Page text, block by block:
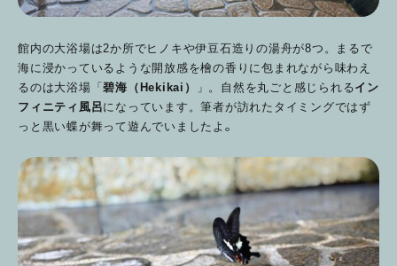
館内の大浴場は2か所でヒノキや伊豆石造りの湯舟が8つ。まるで
海に浸かっているような開放感を檜の香りに包まれながら味わえ
るのは大浴場「碧海（Hekikai） 」。自然を丸ごと感じられるイン
フィニティ風呂になっています。筆者が訪れたタイミングではず
っと黒い蝶が舞って遊んでいましたよ 。